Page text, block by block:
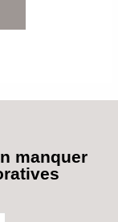
manquer